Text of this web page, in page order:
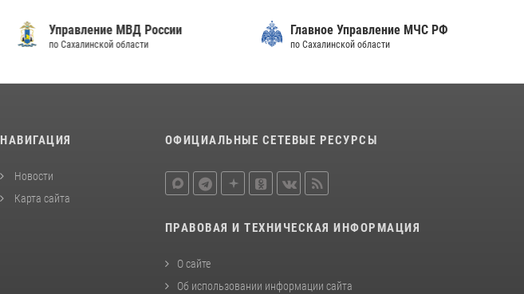
Управление МВД России
по Сахалинской области
Главное Управление МЧС РФ
по Сахалинской области
НАВИГАЦИЯ
Новости
Карта сайта
ОФИЦИАЛЬНЫЕ СЕТЕВЫЕ РЕСУРСЫ
ПРАВОВАЯ И ТЕХНИЧЕСКАЯ ИНФОРМАЦИЯ
О сайте
Об использовании информации сайта